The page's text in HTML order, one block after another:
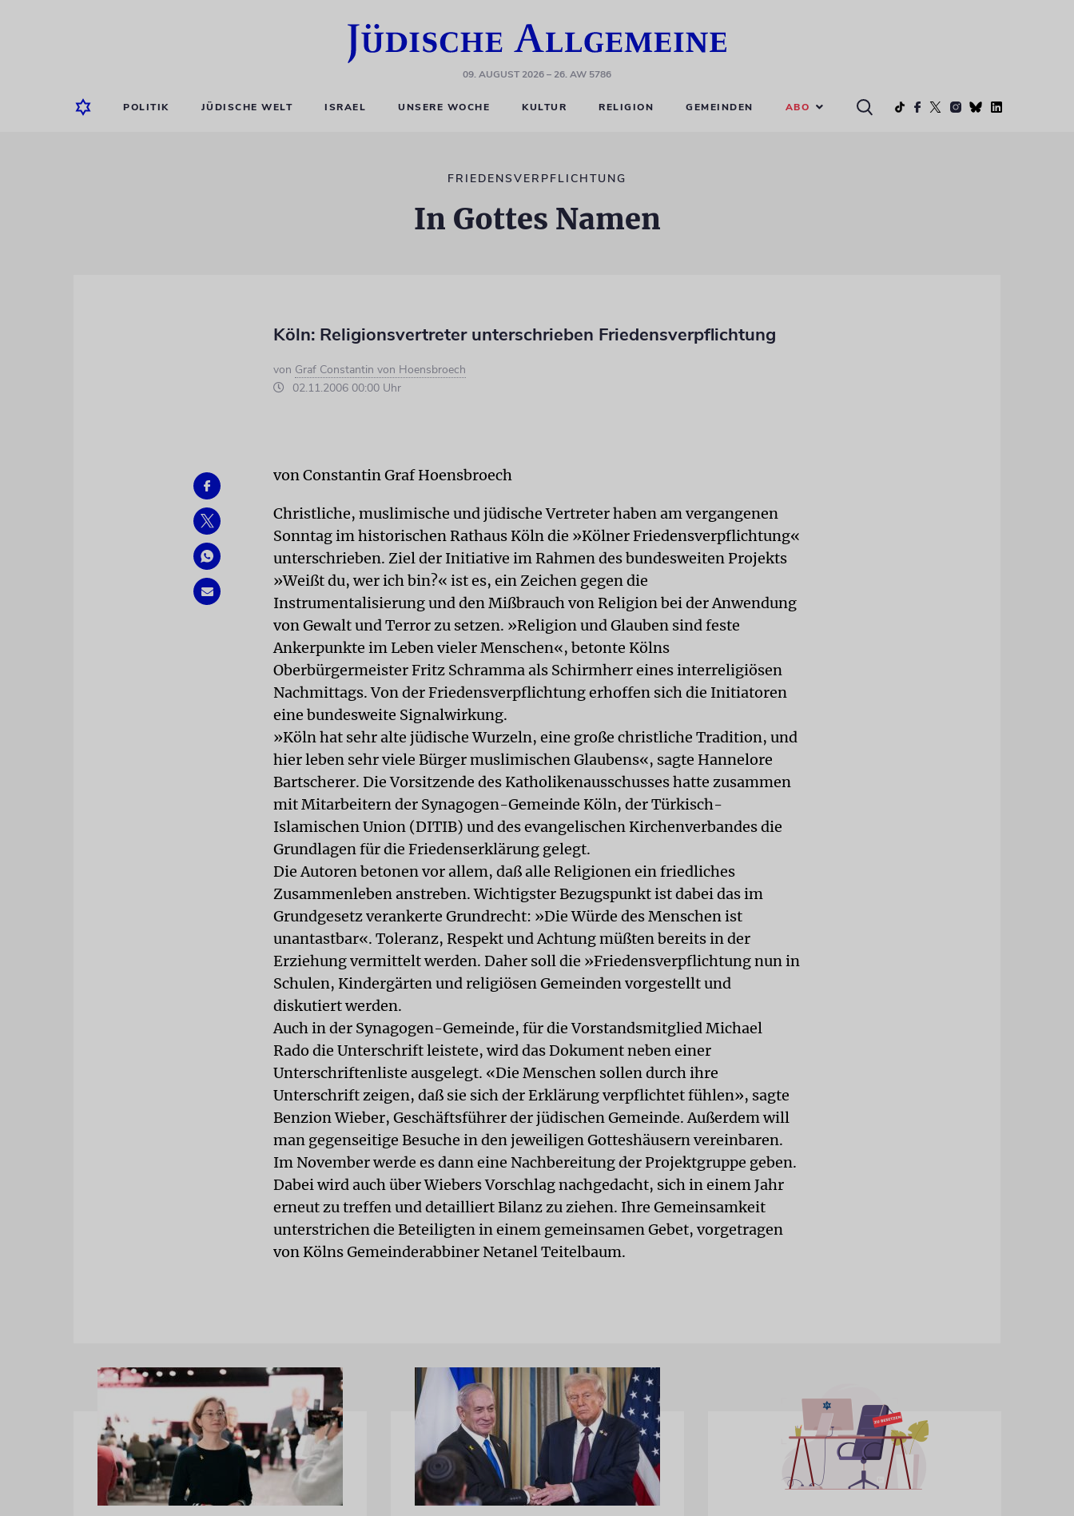
09. AUGUST 2026– 26. AW 5786
POLITIK JÜDISCHE WELT ISRAEL UNSERE WOCHE KULTUR RELIGION GEMEINDEN ABO
FRIEDENSVERPFLICHTUNG
In Gottes Namen
Köln: Religionsvertreter unterschrieben Friedensverpflichtung
von Graf Constantin von Hoensbroech
02.11.2006 00:00 Uhr
von Constantin Graf Hoensbroech
Christliche, muslimische und jüdische Vertreter haben am vergangenen
Sonntag im historischen Rathaus Köln die »Kölner Friedensverpflichtung«
unterschrieben. Ziel der Initiative im Rahmen des bundesweiten Projekts
»Weißt du, wer ich bin?« ist es, ein Zeichen gegen die
Instrumentalisierung und den Mißbrauch von Religion bei der Anwendung
von Gewalt und Terror zu setzen. »Religion und Glauben sind feste
Ankerpunkte im Leben vieler Menschen«, betonte Kölns
Oberbürgermeister Fritz Schramma als Schirmherr eines interreligiösen
Nachmittags. Von der Friedensverpflichtung erhoffen sich die Initiatoren
eine bundesweite Signalwirkung.
»Köln hat sehr alte jüdische Wurzeln, eine große christliche Tradition, und
hier leben sehr viele Bürger muslimischen Glaubens«, sagte Hannelore
Bartscherer. Die Vorsitzende des Katholikenausschusses hatte zusammen
mit Mitarbeitern der Synagogen-Gemeinde Köln, der Türkisch-
Islamischen Union (DITIB) und des evangelischen Kirchenverbandes die
Grundlagen für die Friedenserklärung gelegt.
Die Autoren betonen vor allem, daß alle Religionen ein friedliches
Zusammenleben anstreben. Wichtigster Bezugspunkt ist dabei das im
Grundgesetz verankerte Grundrecht: »Die Würde des Menschen ist
unantastbar«. Toleranz, Respekt und Achtung müßten bereits in der
Erziehung vermittelt werden. Daher soll die »Friedensverpflichtung nun in
Schulen, Kindergärten und religiösen Gemeinden vorgestellt und
diskutiert werden.
Auch in der Synagogen-Gemeinde, für die Vorstandsmitglied Michael
Rado die Unterschrift leistete, wird das Dokument neben einer
Unterschriftenliste ausgelegt. «Die Menschen sollen durch ihre
Unterschrift zeigen, daß sie sich der Erklärung verpflichtet fühlen», sagte
Benzion Wieber, Geschäftsführer der jüdischen Gemeinde. Außerdem will
man gegenseitige Besuche in den jeweiligen Gotteshäusern vereinbaren.
Im November werde es dann eine Nachbereitung der Projektgruppe geben.
Dabei wird auch über Wiebers Vorschlag nachgedacht, sich in einem Jahr
erneut zu treffen und detailliert Bilanz zu ziehen. Ihre Gemeinsamkeit
unterstrichen die Beteiligten in einem gemeinsamen Gebet, vorgetragen
von Kölns Gemeinderabbiner Netanel Teitelbaum.